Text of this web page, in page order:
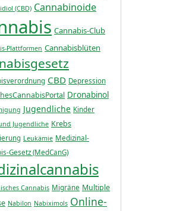
(CBD) Cannabinoide
Cannabis-Club
Plattformen Cannabisblüten
CBD Depression
Dronabinol
Jugendliche Kinder
Jugendliche Krebs
Leukämie Medizinal-
Gesetz (MedCanG)
Cannabis Migräne Multiple
Nabilon Nabiximols Online-